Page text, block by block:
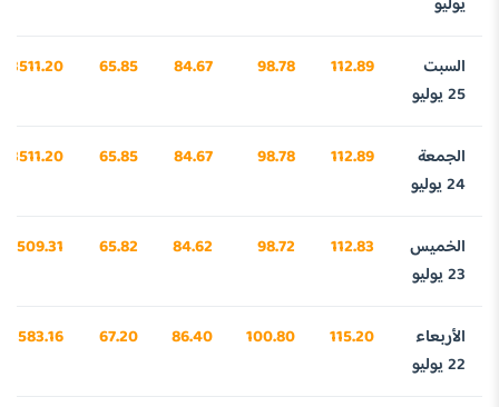
السبت
25 يوليو
112.89
98.78
84.67
65.85
3511.20
الجمعة
24 يوليو
112.89
98.78
84.67
65.85
3511.20
الخميس
23 يوليو
112.83
98.72
84.62
65.82
3509.31
الأربعاء
22 يوليو
115.20
100.80
86.40
67.20
3583.16